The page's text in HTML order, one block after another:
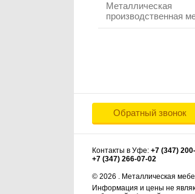
Металлическая
производственная
Обратный звонок
Контакты в Уфе: +7 (347)
+7 (347) 266-07-02
© 2026 . Металлическая
Информация и цены не